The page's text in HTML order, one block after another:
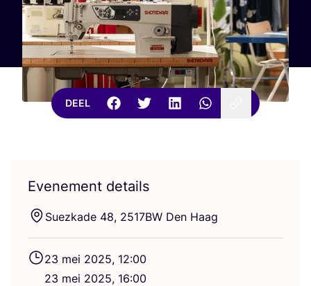
DEEL
Evenement details
Suez­ka­de 48, 2517BW Den Haag
23 mei 2025, 12:00
23 mei 2025, 16:00